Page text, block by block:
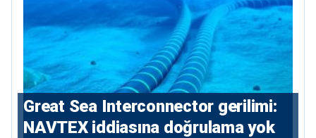
Great Sea Interconnector gerilimi:
NAVTEX iddiasına doğrulama yok